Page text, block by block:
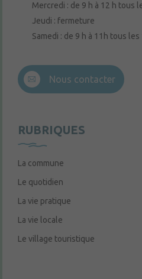
Mercredi : de 9 h à 12 h tous
Jeudi : fermeture
Samedi : de 9 h à 11h tous
Nous contacter
RUBRIQUES
La commune
Le quotidien
La vie pratique
La vie locale
Le village touristique